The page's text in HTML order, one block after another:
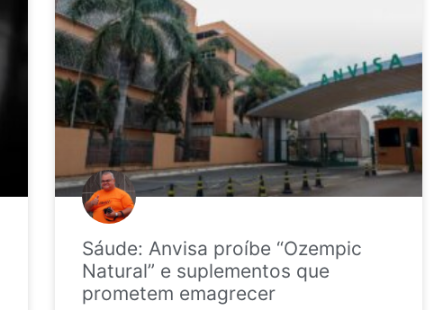
Sáude: Anvisa proíbe “Ozempic
Natural” e suplementos que
prometem emagrecer